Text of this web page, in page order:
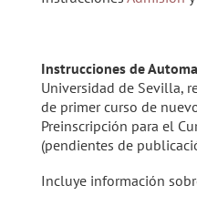
Instrucciones de
Universidad de Sevilla,
de primer curso de
Preinscripción para el
(pendientes de
Incluye información